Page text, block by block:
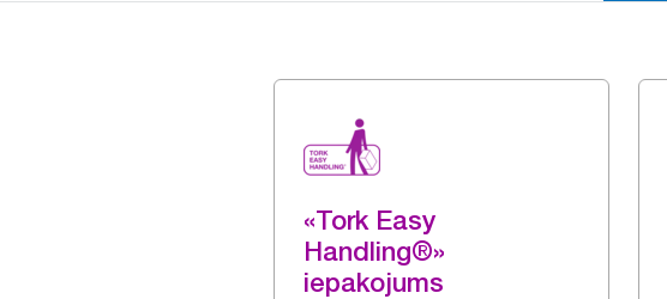
«Tork Easy
Handling®»
iepakojums